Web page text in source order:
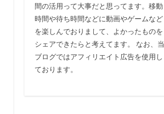
間の活用って大事だと思ってます。移動
時間や待ち時間などに動画やゲームなど
を楽しんでおりまして、よかったものを
シェアできたらと考えてます。 なお、当
ブログではアフィリエイト広告を使用し
ております。